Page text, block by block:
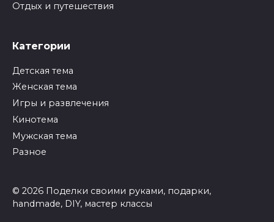
Отдых и путешествия
Категории
Детская тема
Женская тема
Игры и развлечения
Кинотема
Мужская тема
Разное
© 2026 Поделки своими руками, подарки,
handmade, DIY, мастер классы